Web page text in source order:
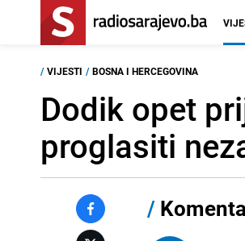
/ VIJESTI / BOSNA I HERCEGOVINA
Dodik opet
proglasiti
/